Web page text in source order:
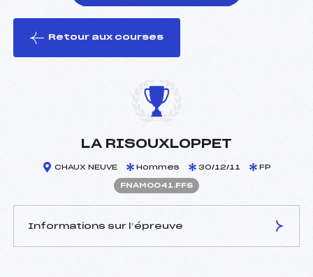
le ski
Retour aux courses
LA RISOUXLOPPET
CHAUX NEUVE Hommes 30/12/11 FP
FNAM0041.FFS
Informations sur l’épreuve